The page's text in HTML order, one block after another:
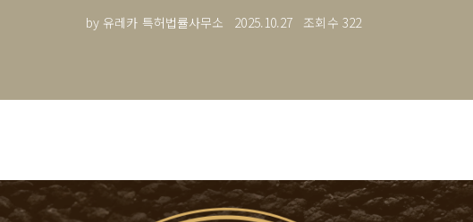
by 유레카 특허법률사무소 2025.10.27 조회수 322